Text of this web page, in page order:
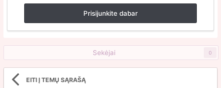
Prisijunkite dabar
Sekėjai 0
EITI Į TEMŲ SĄRAŠĄ